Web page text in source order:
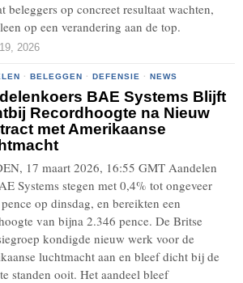
beleggers op concreet resultaat wachten,
op een verandering aan de top.
2026
· BELEGGEN · DEFENSIE · NEWS
BAE Systems Blijft
Recordhoogte na Nieuw
met Amerikaanse
17 maart 2026, 16:55 GMT Aandelen
Systems stegen met 0,4% tot ongeveer
op dinsdag, en bereikten een
van bijna 2.346 pence. De Britse
kondigde nieuw werk voor de
luchtmacht aan en bleef dicht bij de
standen ooit. Het aandeel bleef